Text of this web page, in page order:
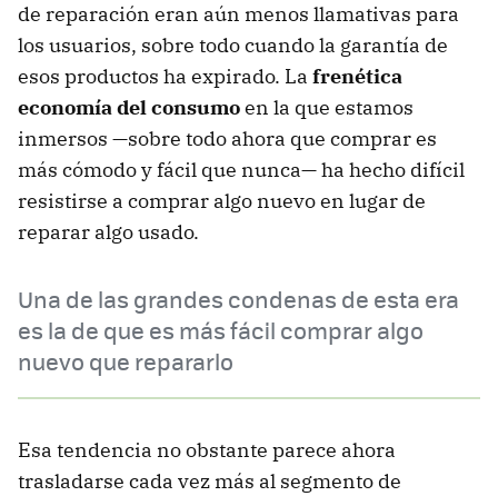
de reparación eran aún menos llamativas para
los usuarios, sobre todo cuando la garantía de
esos productos ha expirado. La frenética
economía del consumoen la que estamos
inmersos —sobre todo ahora que comprar es
más cómodo y fácil que nunca— ha hecho difícil
resistirse a comprar algo nuevo en lugar de
reparar algo usado.
Una de las grandes condenas de esta era
es la de que es más fácil comprar algo
nuevo que repararlo
Esa tendencia no obstante parece ahora
trasladarse cada vez más al segmento de